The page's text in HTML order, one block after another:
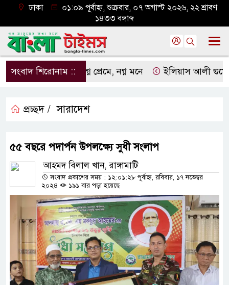
ঢাকা
০১:০৯ পূর্বাহ্ন, শুক্রবার, ০৭ অগাস্ট ২০২৬, ২২ শ্রাবণ
১৪৩৩ বঙ্গাব্দ
সংবাদ শিরোনাম ::নগ্ন প্রেমে, নগ্ন মনে ইলিয়াস আলী গুমের
প্রচ্ছদ / সারাদেশ
৫৫ বছ‌রে পদার্পন উপল‌ক্ষ্যে সুধী সংলাপ
আহমদ বিলাল খান, রাঙ্গামাটি
সংবাদ প্রকাশের সময় : ১২:০১:২৮ পূর্বাহ্ন, রবিবার, ১৭ নভেম্বর
২০২৪
১৯১ বার পড়া হয়েছে